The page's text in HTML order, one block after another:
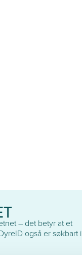
– det betyr at et
også er søkbart i